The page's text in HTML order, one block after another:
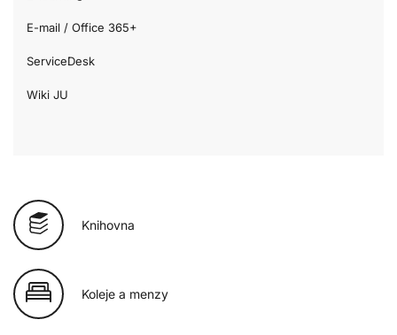
E-mail / Office 365+
ServiceDesk
Wiki JU
Knihovna
Koleje a menzy